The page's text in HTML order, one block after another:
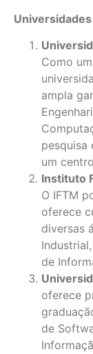
Como
ampla
pesquisa
um
Instituto
O IFTM
oferece
diversas
de
oferece
de